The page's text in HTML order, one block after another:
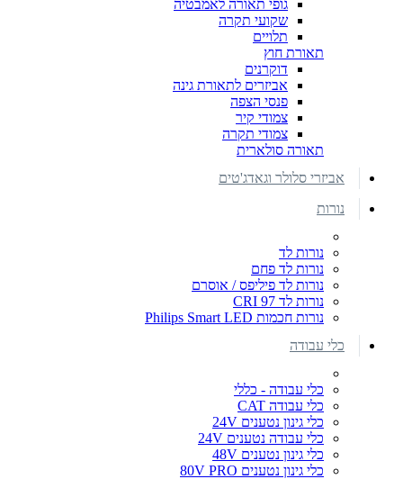
גופי תאורה לאמבטיה
שקועי תקרה
תלויים
תאורת חוץ
דוקרנים
אביזרים לתאורת גינה
פנסי הצפה
צמודי קיר
צמודי תקרה
תאורה סולארית
אביזרי סלולר וגאדג'טים
נורות
נורות לד
נורות לד פחם
נורות לד פיליפס / אוסרם
נורות לד CRI 97
נורות חכמות Philips Smart LED
כלי עבודה
כלי עבודה - כללי
כלי עבודה CAT
כלי גינון נטענים 24V
כלי עבודה נטענים 24V
כלי גינון נטענים 48V
כלי גינון נטענים 80V PRO